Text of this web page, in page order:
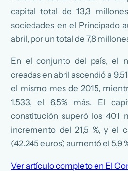
capital total de 13,3
sociedades en el Principado
abril, por un total de 7,8
En el conjunto del país, el
creadas en abril ascendió a
el mismo mes de 2015,
1.533, el 6,5% más. El
constitución superó los 401
incremento del 21,5 %, y el
(42.245 euros) aumentó el 5,9
Ver artículo completo en El